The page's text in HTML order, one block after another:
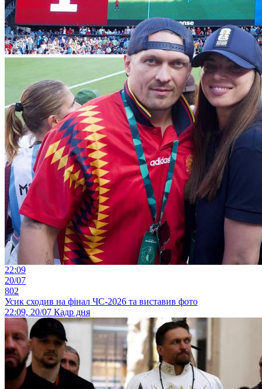
22:09
20/07
802
Усик сходив на фінал ЧС-2026 та виставив фото
22:09, 20/07 Кадр дня